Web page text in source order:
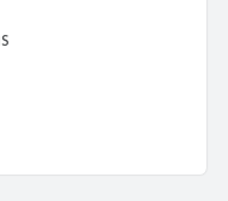
tranquille avec
des sites